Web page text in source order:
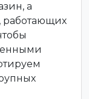
а
работающих